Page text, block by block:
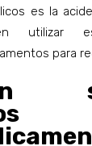
es la
utilizar
para